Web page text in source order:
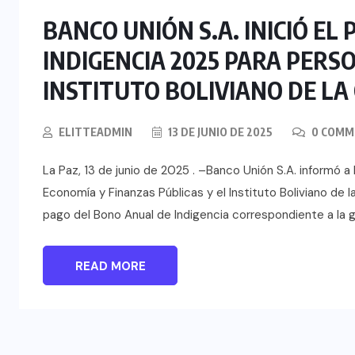
BANCO UNIÓN S.A. INICIÓ EL
INDIGENCIA 2025 PARA
INSTITUTO BOLIVIANO DE LA
ELITTEADMIN 13 DE JUNIO DE 2025 0
La Paz, 13 de junio de 2025 . –Banco Unión S.A.
Economía y Finanzas Públicas y el Instituto Boliviano de
pago del Bono Anual de Indigencia correspondiente a la
READ MORE